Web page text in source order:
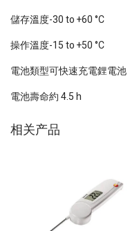
儲存溫度-30 to +60 °C
操作溫度-15 to +50 °C
電池類型可快速充電鋰電池
電池壽命約 4.5 h
相关产品